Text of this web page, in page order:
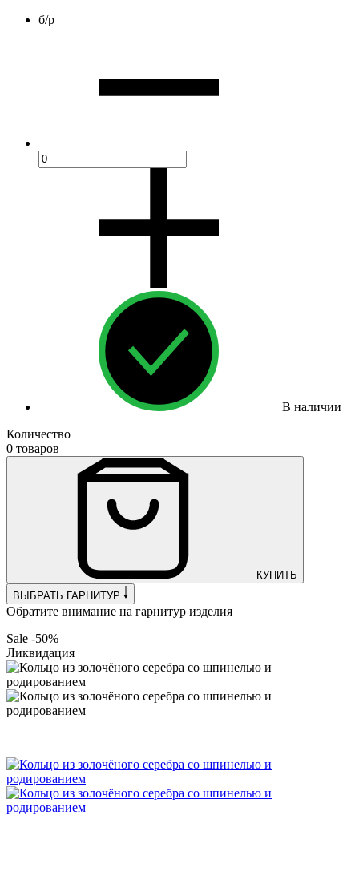
б/р
В наличии
Количество
0 товаров
КУПИТЬ
ВЫБРАТЬ ГАРНИТУР
Обратите внимание на гарнитур изделия
Sale -50%
Ликвидация